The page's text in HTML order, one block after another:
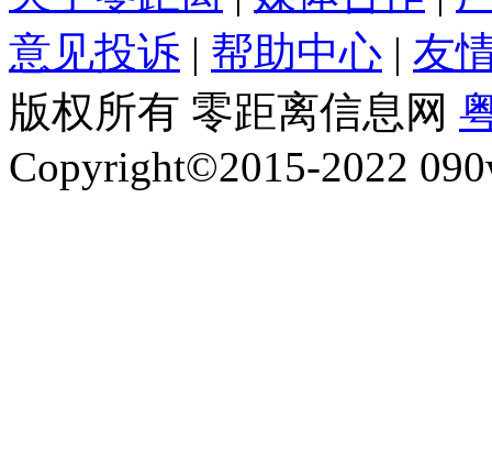
意见投诉 | 帮助中心 | 友
版权所有 零距离信息网
Copyright©2015-2022